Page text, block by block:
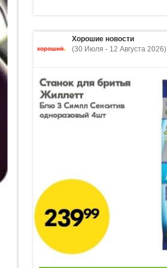
Хорошие новости
(30 Июля - 12 Августа 2026)